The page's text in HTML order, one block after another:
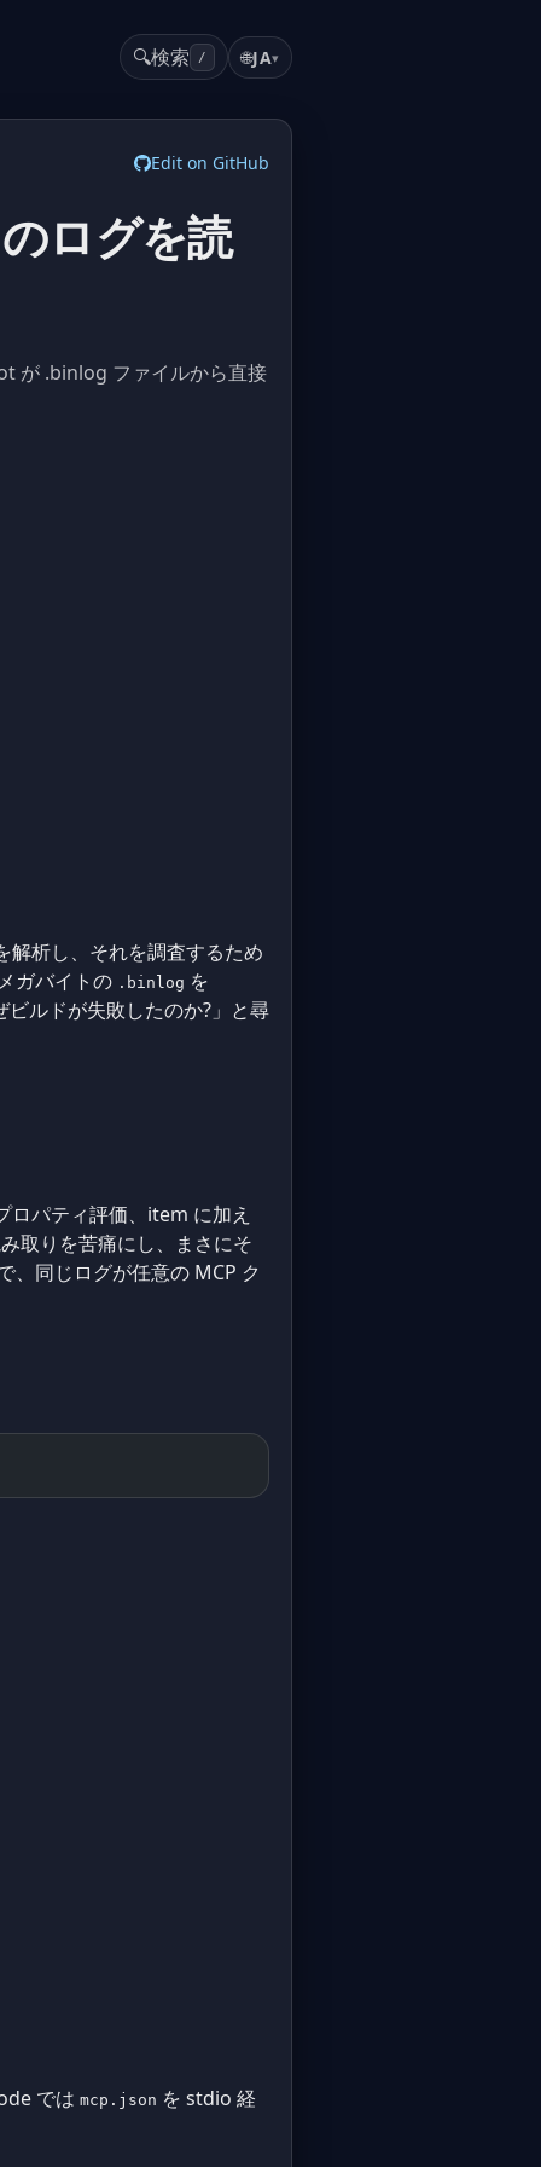
🔍検索 / 🌐JA▾
Edit on GitHub
ログを読
が .binlog ファイルから直接
解析し、それを調査するため
ガバイトの .binlog を
ルドが失敗したのか?」と尋
パティ評価、item に加え
取りを苦痛にし、まさにそ
同じログが任意の MCP ク
では mcp.json を stdio 経